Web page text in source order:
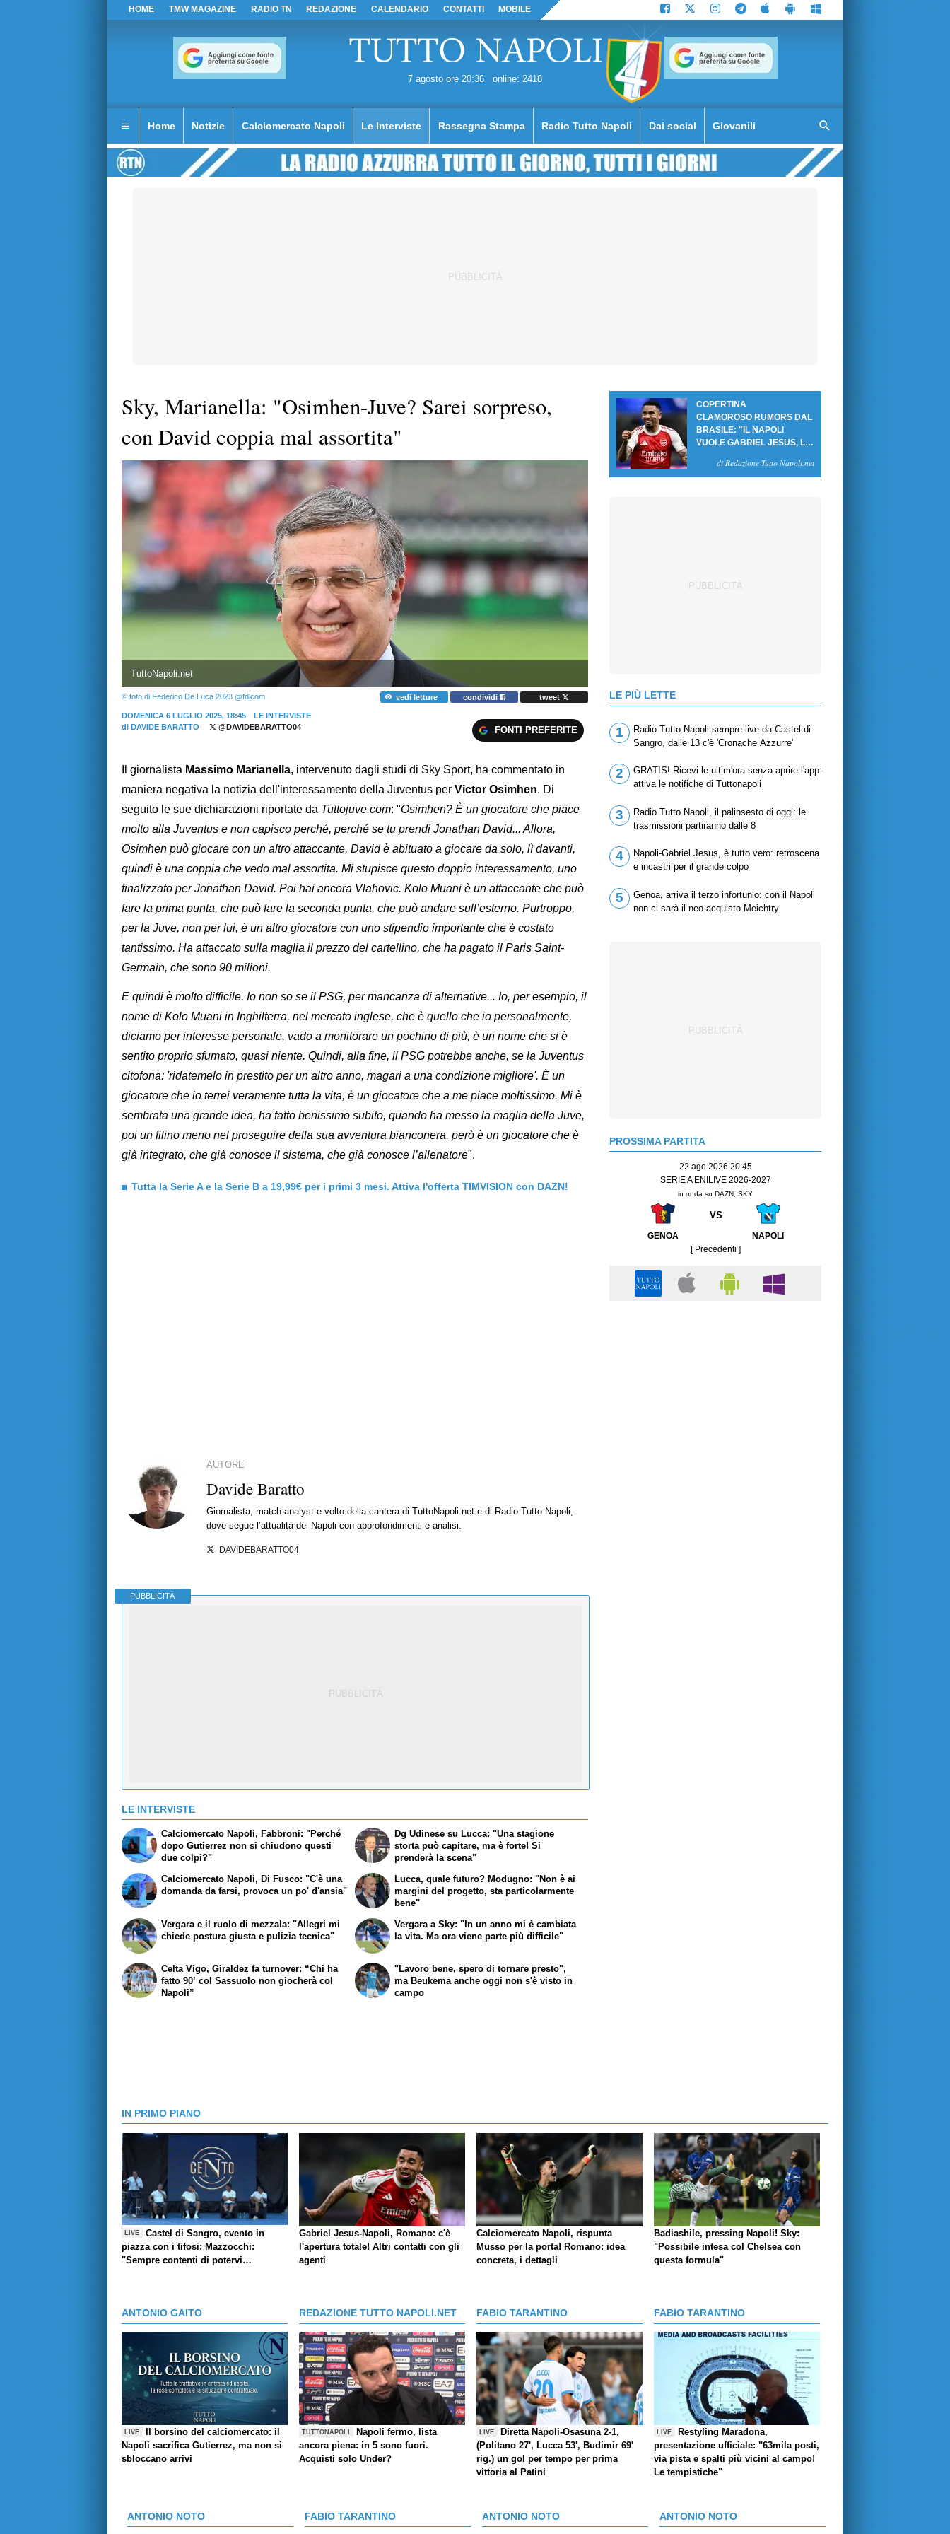
HOME TMW MAGAZINE RADIO TN REDAZIONE CALENDARIO CONTATTI MOBILE
7 agosto ore 20:36 online: 2418
Home Notizie Calciomercato Napoli Le Interviste Rassegna Stampa Radio Tutto Napoli Dai social Giovanili
Sky, Marianella: "Osimhen-Juve? Sarei sorpreso,
con David coppia mal assortita"
TuttoNapoli.net
© foto di Federico De Luca 2023 @fdlcom vedi letture condividi tweet
DOMENICA 6 LUGLIO 2025, 18:45
LE INTERVISTE
di DAVIDE BARATTO @DAVIDEBARATTO04 FONTI PREFERITE
Il giornalista Massimo Marianella, intervenuto dagli studi di Sky Sport, ha commentato in
maniera negativa la notizia dell'interessamento della Juventus per Victor Osimhen. Di
seguito le sue dichiarazioni riportate da Tuttojuve.com: "Osimhen? È un giocatore che piace
molto alla Juventus e non capisco perché, perché se tu prendi Jonathan David... Allora,
Osimhen può giocare con un altro attaccante, David è abituato a giocare da solo, lì davanti,
quindi è una coppia che vedo mal assortita. Mi stupisce questo doppio interessamento, uno
finalizzato per Jonathan David. Poi hai ancora Vlahovic. Kolo Muani è un attaccante che può
fare la prima punta, che può fare la seconda punta, che può andare sull’esterno. Purtroppo,
per la Juve, non per lui, è un altro giocatore con uno stipendio importante che è costato
tantissimo. Ha attaccato sulla maglia il prezzo del cartellino, che ha pagato il Paris Saint-
Germain, che sono 90 milioni.
E quindi è molto difficile. Io non so se il PSG, per mancanza di alternative... Io, per esempio, il
nome di Kolo Muani in Inghilterra, nel mercato inglese, che è quello che io personalmente,
diciamo per interesse personale, vado a monitorare un pochino di più, è un nome che si è
sentito proprio sfumato, quasi niente. Quindi, alla fine, il PSG potrebbe anche, se la Juventus
citofona: 'ridatemelo in prestito per un altro anno, magari a una condizione migliore'. È un
giocatore che io terrei veramente tutta la vita, è un giocatore che a me piace moltissimo. Mi è
sembrata una grande idea, ha fatto benissimo subito, quando ha messo la maglia della Juve,
poi un filino meno nel proseguire della sua avventura bianconera, però è un giocatore che è
già integrato, che già conosce il sistema, che già conosce l’allenatore".
Tutta la Serie A e la Serie B a 19,99€ per i primi 3 mesi. Attiva l'offerta TIMVISION con DAZN!
AUTORE
Davide Baratto
Giornalista, match analyst e volto della cantera di TuttoNapoli.net e di Radio Tutto Napoli,
dove segue l’attualità del Napoli con approfondimenti e analisi.
DAVIDEBARATTO04
PUBBLICITÀ
LE INTERVISTE
Calciomercato Napoli, Fabbroni: "Perché
dopo Gutierrez non si chiudono questi
due colpi?"
Calciomercato Napoli, Di Fusco: "C'è una
domanda da farsi, provoca un po' d'ansia"
Dg Udinese su Lucca: "Una stagione
storta può capitare, ma è forte! Si
prenderà la scena"
Lucca, quale futuro? Modugno: "Non è ai
margini del progetto, sta particolarmente
bene"
Vergara e il ruolo di mezzala: "Allegri mi
chiede postura giusta e pulizia tecnica"
Celta Vigo, Giraldez fa turnover: “Chi ha
fatto 90’ col Sassuolo non giocherà col
Napoli”
Vergara a Sky: "In un anno mi è cambiata
la vita. Ma ora viene parte più difficile"
"Lavoro bene, spero di tornare presto",
ma Beukema anche oggi non s'è visto in
campo
COPERTINA
CLAMOROSO RUMORS DAL
BRASILE: "IL NAPOLI
VUOLE GABRIEL JESUS, LE
di Redazione Tutto Napoli.net
LE PIÙ LETTE
1
Radio Tutto Napoli sempre live da Castel di
Sangro, dalle 13 c'è 'Cronache Azzurre'
2
GRATIS! Ricevi le ultim'ora senza aprire l'app:
attiva le notifiche di Tuttonapoli
3
Radio Tutto Napoli, il palinsesto di oggi: le
trasmissioni partiranno dalle 8
4
Napoli-Gabriel Jesus, è tutto vero: retroscena
e incastri per il grande colpo
5
Genoa, arriva il terzo infortunio: con il Napoli
non ci sarà il neo-acquisto Meichtry
PROSSIMA PARTITA
22 ago 2026 20:45
SERIE A ENILIVE 2026-2027
in onda su DAZN, SKY
VS
GENOA
NAPOLI
[ Precedenti ]
IN PRIMO PIANO
LIVE
Castel di Sangro, evento in
piazza con i tifosi: Mazzocchi:
"Sempre contenti di potervi
contributo"
Gabriel Jesus-Napoli, Romano: c'è
l'apertura totale! Altri contatti con gli
agenti
Calciomercato Napoli, rispunta
Musso per la porta! Romano: idea
concreta, i dettagli
Badiashile, pressing Napoli! Sky:
"Possibile intesa col Chelsea con
questa formula"
ANTONIO GAITO
LIVE
Il borsino del calciomercato: il
Napoli sacrifica Gutierrez, ma non si
sbloccano arrivi
REDAZIONE TUTTO NAPOLI.NET
TUTTONAPOLI
Napoli fermo, lista
ancora piena: in 5 sono fuori.
Acquisti solo Under?
FABIO TARANTINO
LIVE
Diretta Napoli-Osasuna 2-1,
(Politano 27', Lucca 53', Budimir 69'
rig.) un gol per tempo per prima
vittoria al Patini
FABIO TARANTINO
LIVE
Restyling Maradona,
presentazione ufficiale: "63mila posti,
via pista e spalti più vicini al campo!
Le tempistiche"
ANTONIO NOTO FABIO TARANTINO ANTONIO NOTO ANTONIO NOTO